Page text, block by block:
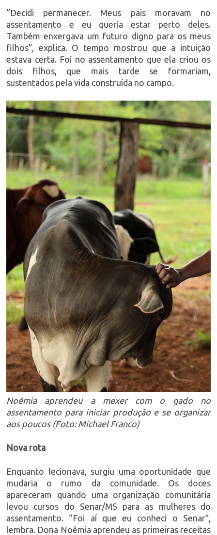
“Decidi permanecer. Meus pais moravam no
assentamento e eu queria estar perto deles.
Também enxergava um futuro digno para os meus
filhos”, explica. O tempo mostrou que a intuição
estava certa. Foi no assentamento que ela criou os
dois filhos, que mais tarde se formariam,
sustentados pela vida construída no campo.
Noêmia aprendeu a mexer com o gado no
assentamento para iniciar produção e se organizar
aos poucos (Foto: Michael Franco)
Nova rota
Enquanto lecionava, surgiu uma oportunidade que
mudaria o rumo da comunidade. Os doces
apareceram quando uma organização comunitária
levou cursos do Senar/MS para as mulheres do
assentamento. “Foi aí que eu conheci o Senar”,
lembra. Dona Noêmia aprendeu as primeiras receitas